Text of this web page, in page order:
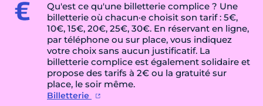
Qu'est ce qu'une billetterie complice ? Une
billetterie où chacun·e choisit son tarif : 5€,
10€, 15€, 20€, 25€, 30€. En réservant en ligne,
par téléphone ou sur place, vous indiquez
votre choix sans aucun justificatif. La
billetterie complice est également solidaire et
propose des tarifs à 2€ ou la gratuité sur
place, le soir même.
Billetterie